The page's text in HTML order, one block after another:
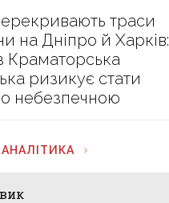
траси
на Дніпро й Харків:
Краматорська
ризикує стати
небезпечною